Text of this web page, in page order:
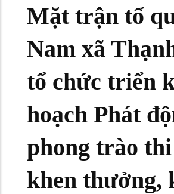
Mặt trận tổ
Nam xã
tổ chức triển
hoạch Phát
phong trào
khen thưởng,